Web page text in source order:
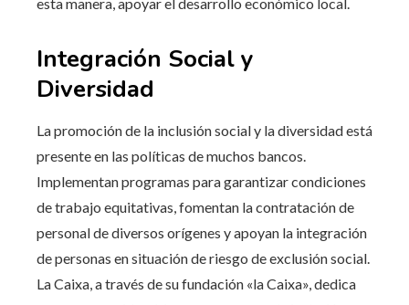
Integración Social y
Diversidad
La promoción de la inclusión social y la diversidad está
presente en las políticas de muchos bancos.
Implementan programas para garantizar condiciones
de trabajo equitativas, fomentan la contratación de
personal de diversos orígenes y apoyan la integración
de personas en situación de riesgo de exclusión social.
La Caixa, a través de su fundación «la Caixa», dedica